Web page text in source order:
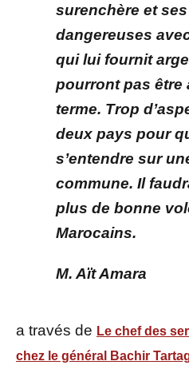
surenchère et
dangereuses
qui lui fournit
pourront pas être
terme. Trop
deux pays pour
s’entendre sur
commune. Il
plus de bonne
Marocains.
M. Aït Amara
a través de Le chef des
chez le général Bachir